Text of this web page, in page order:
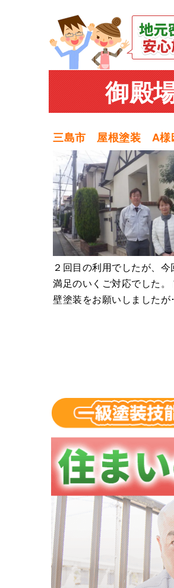
御殿
三島市 屋根塗装 A様
２回目の利用でしたが、今
満足のいくご対応でした。
壁塗装をお願いしましたが